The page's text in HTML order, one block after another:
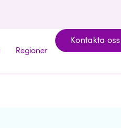
Regioner
Kontakta oss